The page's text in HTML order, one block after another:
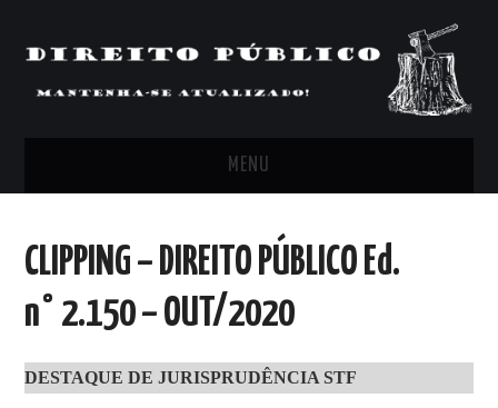
MENU
ARTIGOS, COMENTÁRIOS E PONTOS
DE VISTA
CLIPPING’S
CLIPPING – DIREITO PÚBLICO Ed.
n° 2.150 – OUT/2020
DESTAQUE DE JURISPRUDÊNCIA STF